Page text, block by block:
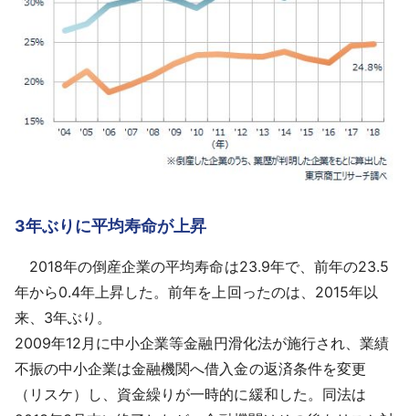
3年ぶりに平均寿命が上昇
2018年の倒産企業の平均寿命は23.9年で、前年の23.5
年から0.4年上昇した。前年を上回ったのは、2015年以
来、3年ぶり。
2009年12月に中小企業等金融円滑化法が施行され、業績
不振の中小企業は金融機関へ借入金の返済条件を変更
（リスケ）し、資金繰りが一時的に緩和した。同法は